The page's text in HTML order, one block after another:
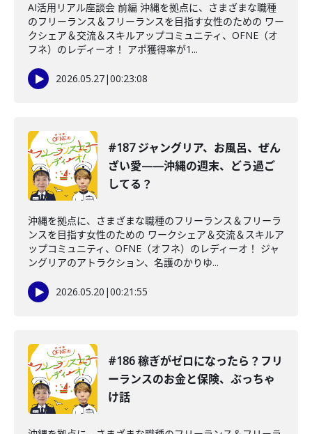
AI活用リアル座談会 前編 沖縄を拠点に、さまざまな職種
のフリーランス＆フリーランスを目指す女性のための ワー
クシェア＆交流＆スキルアップコミュニティ、OFNE（オ
フネ）のレディーオ！ アポ獲得率が1...
2026.05.27|00:23:08
#187 ジャングリア、お風呂、ぜん
ざい愛——沖縄の週末、どう過ご
してる？
沖縄を拠点に、さまざまな職種のフリーランス＆フリーラ
ンスを目指す女性のための ワークシェア＆交流＆スキルア
ップコミュニティ、OFNE（オフネ）のレディーオ！ ジャ
ングリアのアトラクション、名護のかりゆ...
2026.05.20 |00:21:55
#186 稼ぎがゼロになったら？フリ
ーランスのお金と保険、ぶっちゃ
け話